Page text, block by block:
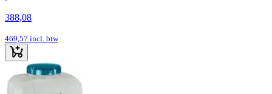
388,08
469,57 incl. btw